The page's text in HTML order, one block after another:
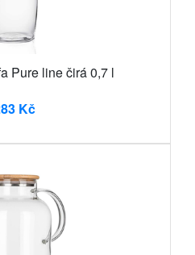
Pure line čirá 0,7 l
Kč